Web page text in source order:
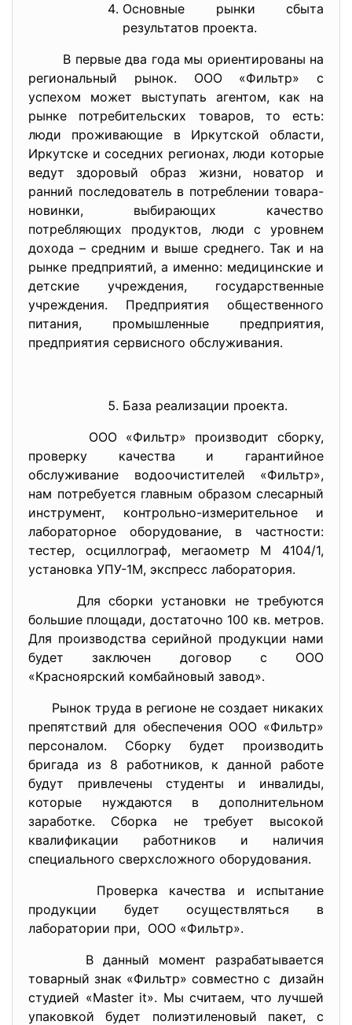
Основные рынки сбыта
результатов проекта.
В первые два года мы ориентированы на
региональный рынок. ООО «Фильтр» с
успехом может выступать агентом, как на
рынке потребительских товаров, то есть:
люди проживающие в Иркутской области,
Иркутске и соседних регионах, люди которые
ведут здоровый образ жизни, новатор и
ранний последователь в потреблении товара-
новинки, выбирающих качество
потребляющих продуктов, люди с уровнем
дохода – средним и выше среднего. Так и на
рынке предприятий, а именно: медицинские и
детские учреждения, государственные
учреждения. Предприятия общественного
питания, промышленные предприятия,
предприятия сервисного обслуживания.
База реализации проекта.
ООО «Фильтр» производит сборку,
проверку качества и гарантийное
обслуживание водоочистителей «Фильтр»,
нам потребуется главным образом слесарный
инструмент, контрольно-измерительное и
лабораторное оборудование, в частности:
тестер, осциллограф, мегаометр М 4104/1,
установка УПУ-1М, экспресс лаборатория.
Для сборки установки не требуются
большие площади, достаточно 100 кв. метров.
Для производства серийной продукции нами
будет заключен договор с ООО
«Красноярский комбайновый завод».
Рынок труда в регионе не создает никаких
препятствий для обеспечения ООО «Фильтр»
персоналом. Сборку будет производить
бригада из 8 работников, к данной работе
будут привлечены студенты и инвалиды,
которые нуждаются в дополнительном
заработке. Сборка не требует высокой
квалификации работников и наличия
специального сверхсложного оборудования.
Проверка качества и испытание
продукции будет осуществляться в
лаборатории при, ООО «Фильтр».
В данный момент разрабатывается
товарный знак «Фильтр» совместно с дизайн
студией «Master it». Мы считаем, что лучшей
упаковкой будет полиэтиленовый пакет, с